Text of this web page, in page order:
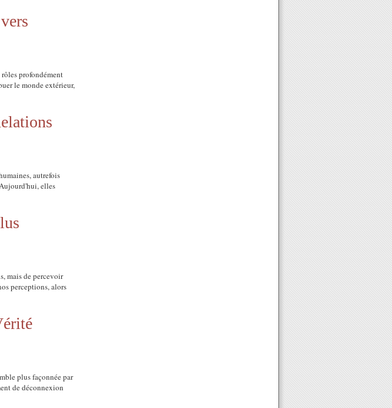
profondément
le monde extérieur,
autrefois
elles
mais de percevoir
perceptions, alors
plus façonnée par
de déconnexion